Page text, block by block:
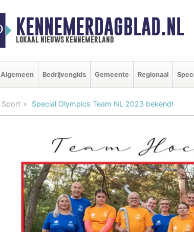
KENNEMERDAGBLAD.NL
lokaal nieuws kennemerland
Algemeen Bedrijvengids Gemeente Regionaal
Sport Special Olympics Team NL 2023 bekend!